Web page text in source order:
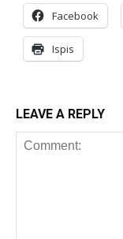
Facebook
Ispis
LEAVE A REPLY